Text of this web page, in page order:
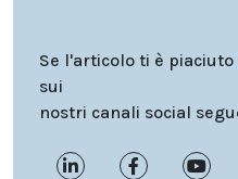
Se l'articolo ti è
sui
nostri canali social